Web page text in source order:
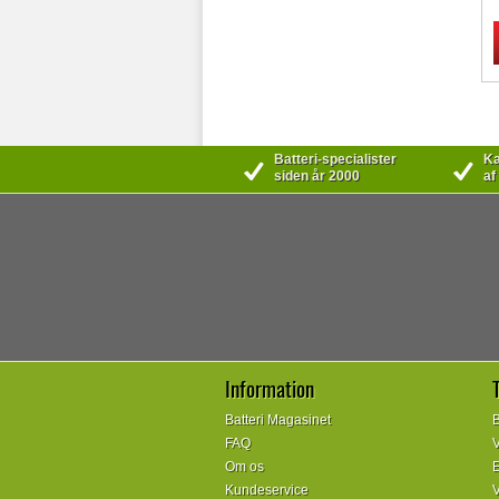
Batteri-specialister
siden år 2000
af
Information
Batteri Magasinet
FAQ
Om os
Kundeservice